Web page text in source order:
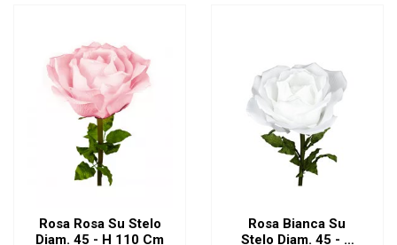
Rosa Rosa Su Stelo
Diam. 45 - H 110 Cm
Rosa Bianca Su
Stelo Diam. 45 - H